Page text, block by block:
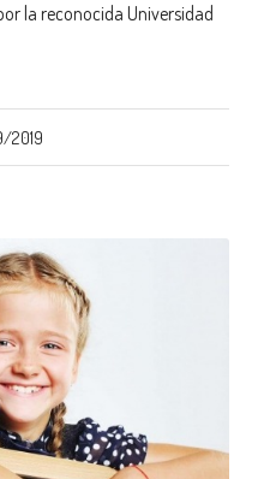
la reconocida Universidad
2019